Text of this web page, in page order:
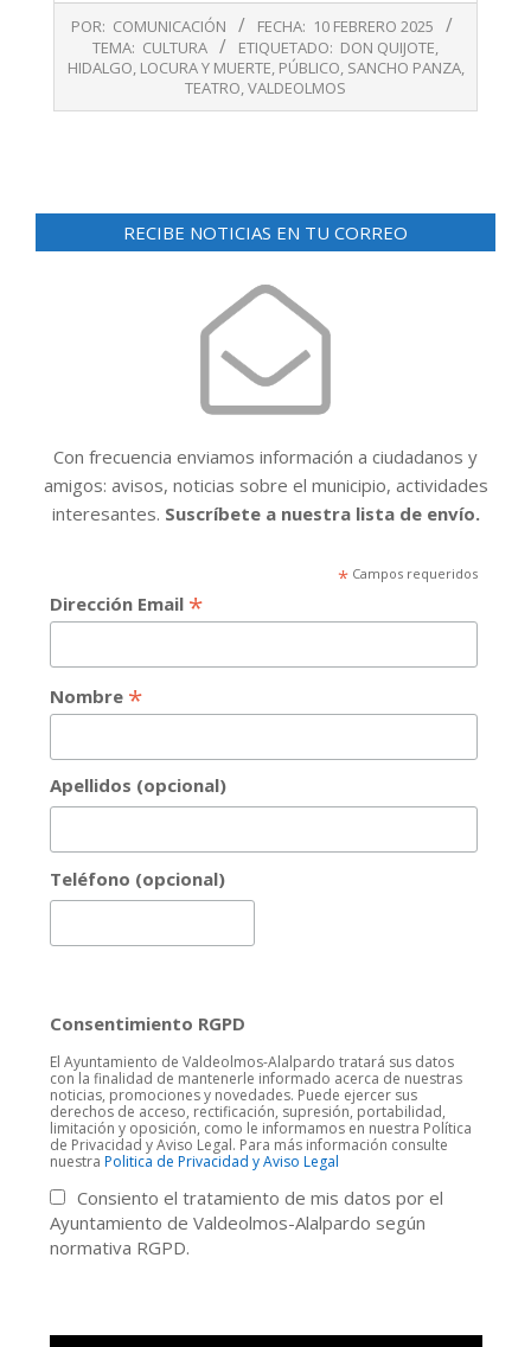
02-
10
POR: COMUNICACIÓN FECHA: 10 FEBRERO 2025
TEMA: CULTURA ETIQUETADO: DON QUIJOTE,
HIDALGO, LOCURA Y MUERTE, PÚBLICO, SANCHO PANZA,
TEATRO,VALDEOLMOS
RECIBE NOTICIAS EN TU CORREO
Con frecuencia enviamos información a ciudadanos y
amigos: avisos, noticias sobre el municipio, actividades
interesantes. Suscríbete a nuestra lista de envío.
*Campos requeridos
Dirección Email *
Nombre *
Apellidos (opcional)
Teléfono (opcional)
Consentimiento RGPD
El Ayuntamiento de Valdeolmos-Alalpardo tratará sus datos
con la finalidad de mantenerle informado acerca de nuestras
noticias, promociones y novedades. Puede ejercer sus
derechos de acceso, rectificación, supresión, portabilidad,
limitación y oposición, como le informamos en nuestra Política
de Privacidad y Aviso Legal. Para más información consulte
nuestra Politica de Privacidad y Aviso Legal
Consiento el tratamiento de mis datos por el
Ayuntamiento de Valdeolmos-Alalpardo según
normativa RGPD.